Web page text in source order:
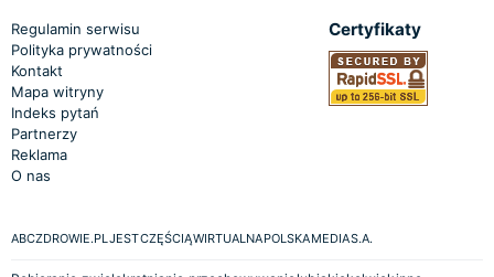
Regulamin serwisu
Polityka prywatności
Kontakt
Mapa witryny
Indeks pytań
Partnerzy
Reklama
O nas
Certyfikaty
ABCZDROWIE.PL JEST CZĘŚCIĄ WIRTUALNA POLSKA MEDIA S.A.